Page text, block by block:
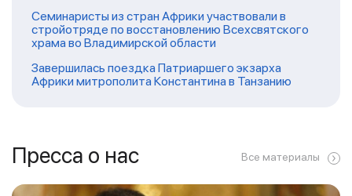
Семинаристы из стран Африки участвовали в
стройотряде по восстановлению Всехсвятского
храма во Владимирской области
Завершилась поездка Патриаршего экзарха
Африки митрополита Константина в Танзанию
Пресса о нас Все материалы